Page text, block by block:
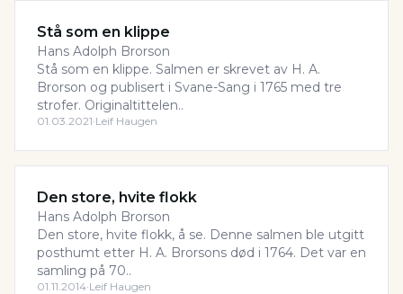
Stå som en klippe
Hans Adolph Brorson
Stå som en klippe. Salmen er skrevet av H. A.
Brorson og publisert i Svane-Sang i 1765 med tre
strofer. Originaltittelen..
01.03.2021·Leif Haugen
Den store, hvite flokk
Hans Adolph Brorson
Den store, hvite flokk, å se. Denne salmen ble utgitt
posthumt etter H. A. Brorsons død i 1764. Det var en
samling på 70..
01.11.2014·Leif Haugen